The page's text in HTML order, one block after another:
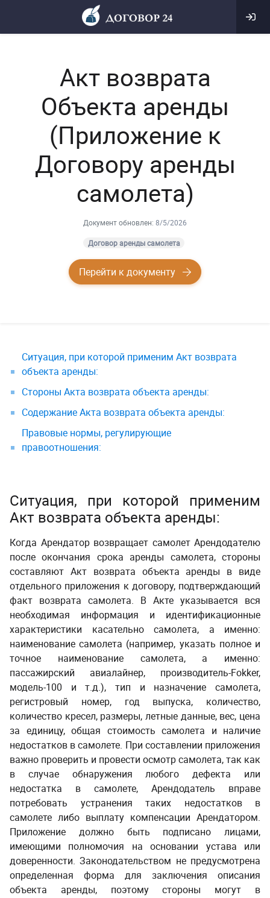
Акт возврата
Объекта аренды
(Приложение к
Договору аренды
самолета)
Документ обновлен: 8/5/2026
Договор аренды самолета
Перейти к документу
Ситуация, при которой применим Акт возврата
объекта аренды:
Стороны Акта возврата объекта аренды:
Содержание Акта возврата объекта аренды:
Правовые нормы, регулирующие
правоотношения:
Ситуация, при которой применим
Акт возврата объекта аренды:
Когда Арендатор возвращает самолет Арендодателю
после окончания срока аренды самолета, стороны
составляют Акт возврата объекта аренды в виде
отдельного приложения к договору, подтверждающий
факт возврата самолета. В Акте указывается вся
необходимая информация и идентификационные
характеристики касательно самолета, а именно:
наименование самолета (например, указать полное и
точное наименование самолета, а именно:
пассажирский авиалайнер, производитель-Fokker,
модель-100 и т.д.), тип и назначение самолета,
регистровый номер, год выпуска, количество,
количество кресел, размеры, летные данные, вес, цена
за единицу, общая стоимость самолета и наличие
недостатков в самолете. При составлении приложения
важно проверить и провести осмотр самолета, так как
в случае обнаружения любого дефекта или
недостатка в самолете, Арендодатель вправе
потребовать устранения таких недостатков в
самолете либо выплату компенсации Арендатором.
Приложение должно быть подписано лицами,
имеющими полномочия на основании устава или
доверенности. Законодательством не предусмотрена
определенная форма для заключения описания
объекта аренды, поэтому стороны могут в